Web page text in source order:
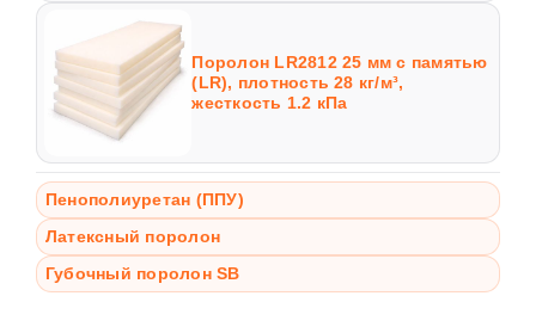
Поролон LR2812 25 мм с памятью
(LR), плотность 28 кг/м³,
жесткость 1.2 кПа
Пенополиуретан (ППУ)
Латексный поролон
Губочный поролон SB